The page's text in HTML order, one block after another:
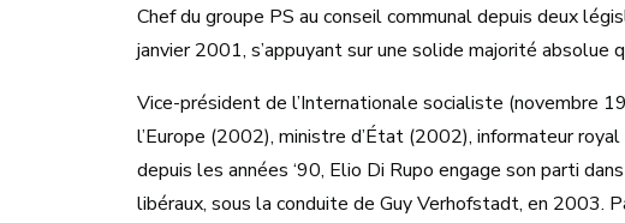
Chef du groupe PS au conseil communal depuis deux
janvier 2001, s’appuyant sur une solide majorité absolue
Vice-président de l’Internationale socialiste (novembre
l’Europe (2002), ministre d’État (2002), informateur
depuis les années ‘90, Elio Di Rupo engage son parti
libéraux, sous la conduite de Guy Verhofstadt, en 2003.